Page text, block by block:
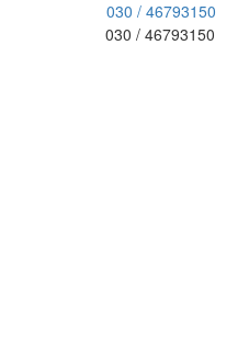
030 / 46793150
030 / 46793150